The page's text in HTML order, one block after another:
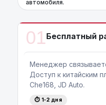
автомобиля.
01Бесплатный
Менеджер
Доступ к китайским
Che168, JD Auto.
⏱ 1-2 дня